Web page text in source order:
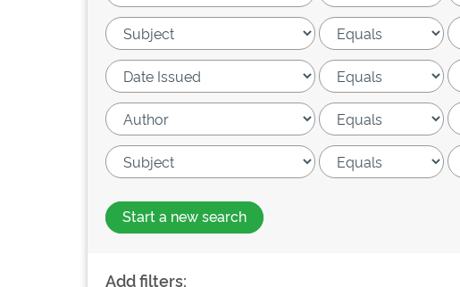
Start a new search
Add filters: